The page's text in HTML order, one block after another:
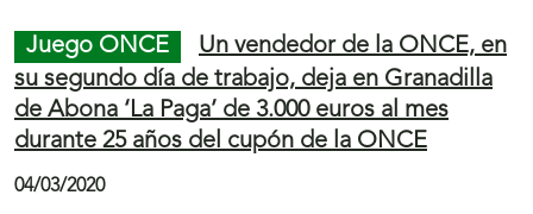
Juego ONCE
Un vendedor de la ONCE, en
su segundo día de trabajo, deja en Granadilla
de Abona ‘La Paga’ de 3.000 euros al mes
durante 25 años del cupón de la ONCE
04/03/2020